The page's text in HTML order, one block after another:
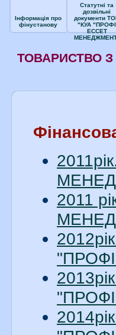
Інформація про
фінустанову
Статутні та
дозвільні
документи
"КУА "ПРОФІ
ЕССЕТ
ТОВАРИСТВО
2011